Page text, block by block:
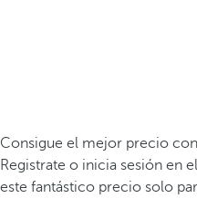
Consigue el mejor precio
Registrate o inicia sesión en
este fantástico precio solo